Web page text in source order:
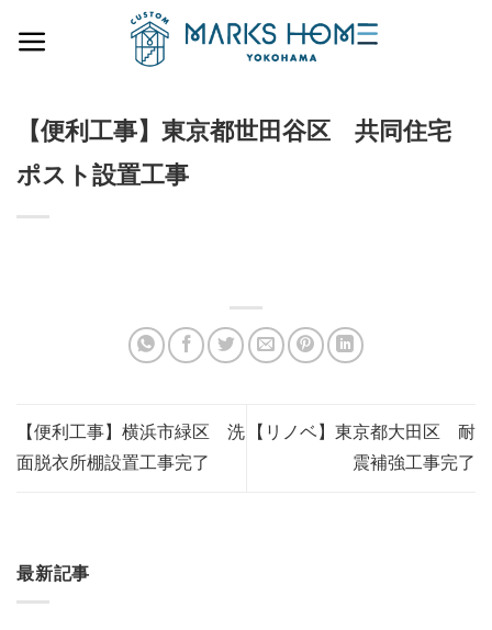
【便利工事】東京都世田谷区 共同住宅
ポスト設置工事
【便利工事】横浜市緑区 洗
面脱衣所棚設置工事完了
【リノベ】東京都大田区 耐
震補強工事完了
最新記事